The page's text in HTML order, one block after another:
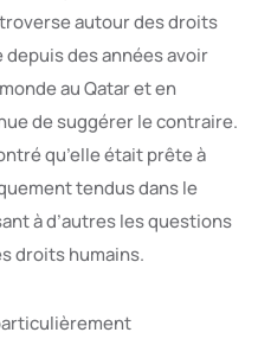
autour des droits
depuis des années avoir
au Qatar et en
de suggérer le contraire.
qu’elle était prête à
tendus dans le
à d’autres les questions
droits humains.